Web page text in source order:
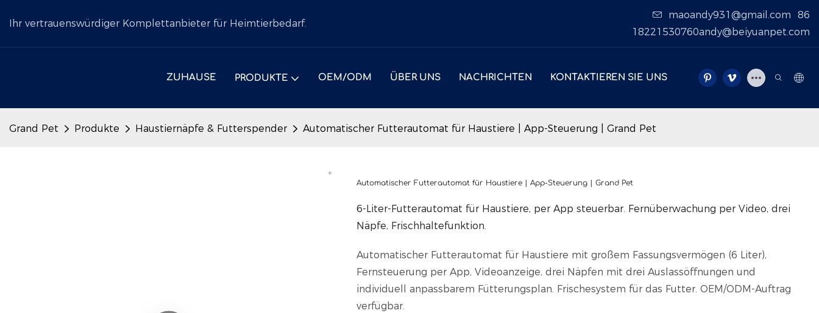
Ihr vertrauenswürdiger Komplettanbieter für Heimtierbedarf.
maoandy931@gmail.com
86
18221530760andy@beiyuanpet.com
ZUHAUSE PRODUKTE OEM/ODM ÜBER UNS NACHRICHTEN KONTAKTIEREN SIE UNS
Grand Pet Produkte Haustiernäpfe & Futterspender Automatischer Futterautomat für Haustiere | App-Steuerung | Grand Pet
Automatischer Futterautomat für Haustiere | App-Steuerung | Grand Pet
6-Liter-Futterautomat für Haustiere, per App steuerbar. Fernüberwachung per Video, drei
Näpfe, Frischhaltefunktion.
Automatischer Futterautomat für Haustiere mit großem Fassungsvermögen (6 Liter),
Fernsteuerung per App, Videoanzeige, drei Näpfen mit drei Auslassöffnungen und
individuell anpassbarem Fütterungsplan. Frischesystem für das Futter. OEM/ODM-Auftrag
verfügbar.